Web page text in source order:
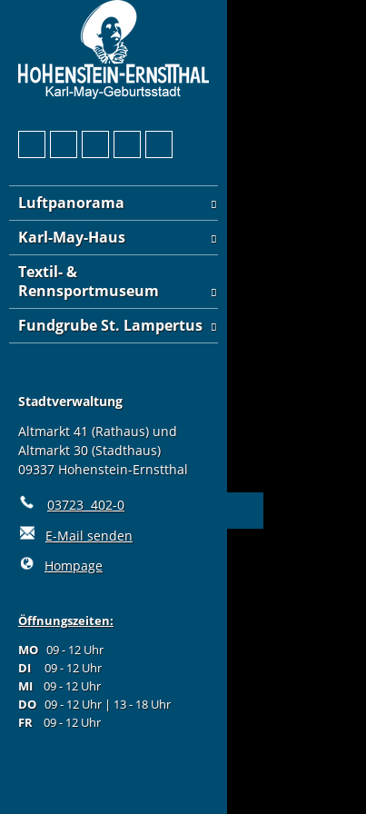
Luftpanorama
Karl-May-Haus
Textil- &
Rennsportmuseum
Fundgrube St. Lampertus
Stadtverwaltung
Altmarkt 41 (Rathaus) und
Altmarkt 30 (Stadthaus)
09337 Hohenstein-Ernstthal
03723 402-0
E-Mail senden
Hompage
Öffnungszeiten:
MO 09 - 12 Uhr
DI 09 - 12 Uhr
MI
09 - 12 Uhr
DO09 - 12 Uhr | 13 - 18 Uhr
FR 09 - 12 Uhr